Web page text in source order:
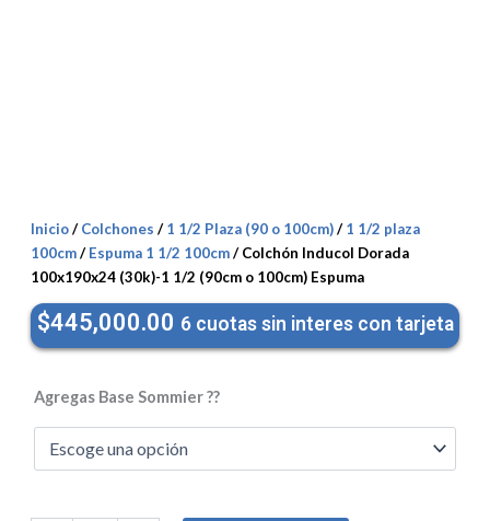
Inicio/Colchones /1 1/2 Plaza (90 o 100cm)/1 1/2 plaza
100cm/Espuma 1 1/2 100cm/ Colchón Inducol Dorada
100x190x24 (30k)-1 1/2 (90cm o 100cm) Espuma
$445,000.00 6 cuotas sin interes con tarjeta
Agregas Base Sommier ??
Colchón
Dorada
100x190x24
(30k)-1
1/2